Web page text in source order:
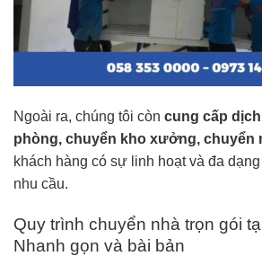
Ngoài ra, chúng tôi còn cung cấp
phòng, chuyển kho xưởng, chuyển
khách hàng có sự linh hoạt và đa
nhu cầu.
Quy trình chuyển nhà trọn gói
Nhanh gọn và bài bản